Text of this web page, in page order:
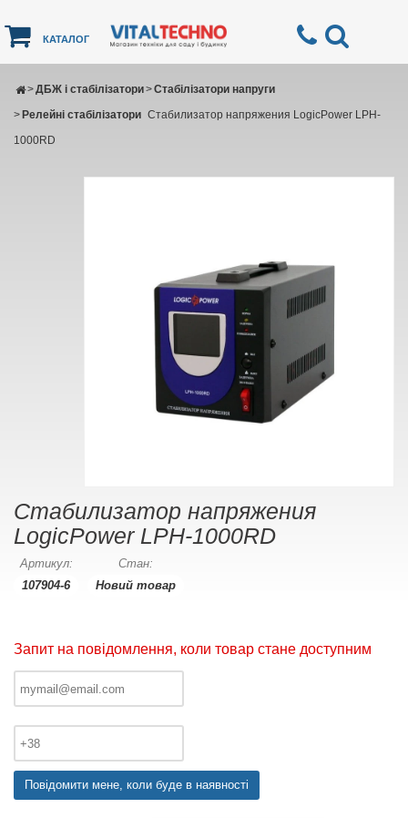
КАТАЛОГ
ДБЖ і стабілізатори
> Стабілізатори напруги
>
Релейні стабілізатори
>
Стабилизатор напряжения LogicPower LPH-
1000RD
Стабилизатор напряжения
LogicPower LPH-1000RD
Артикул:
107904-6
Стан:
Новий товар
Запит на повідомлення, коли товар стане доступним
Повідомити мене, коли буде в наявності